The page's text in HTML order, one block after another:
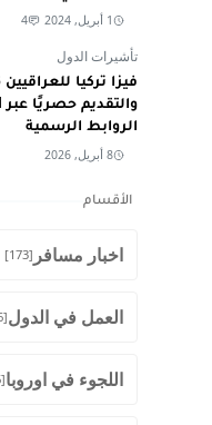
1 أبريل, 2024 4
تأشيرات الدول
الروابط الرسمية
8 أبريل, 2026
الأقسام
اخبار مسافر [173]
العمل في الدول[186]
اللجوء في اوروبا[216]